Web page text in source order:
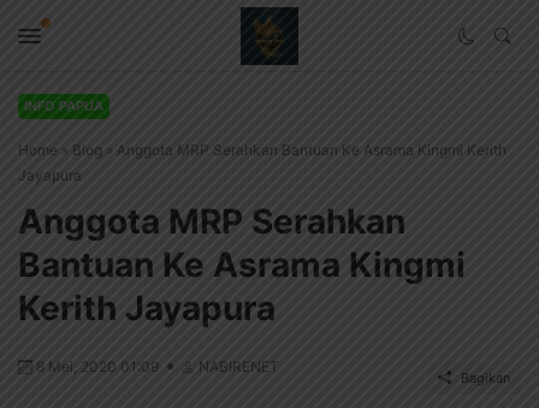
INFO PAPUA
Home » Blog » Anggota MRP Serahkan Bantuan Ke Asrama Kingmi Kerith
Jayapura
Anggota MRP Serahkan
Bantuan Ke Asrama Kingmi
Kerith Jayapura
8 Mei, 2020 01:09 NABIRENET
Bagikan